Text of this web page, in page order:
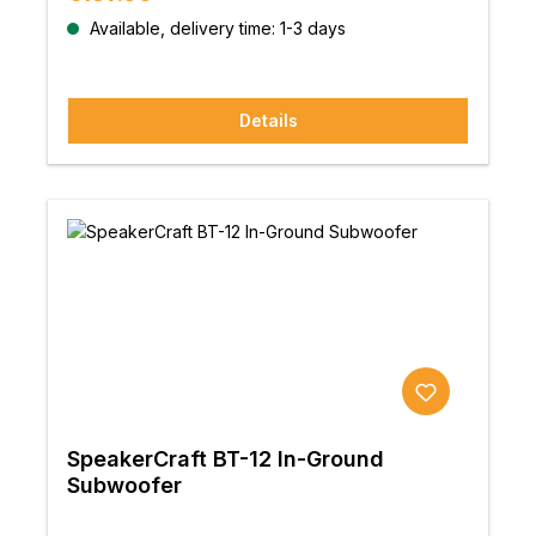
Available, delivery time: 1-3 days
Details
SpeakerCraft BT-12 In-Ground
Subwoofer